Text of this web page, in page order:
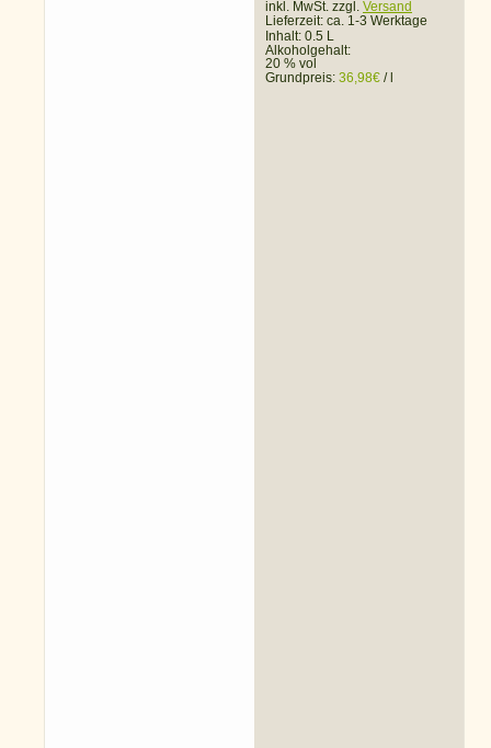
inkl. MwSt. zzgl. Versand
Lieferzeit: ca. 1-3 Werktage
Inhalt: 0.5 L
Alkoholgehalt:
20 % vol
Grundpreis: 36,98€ /